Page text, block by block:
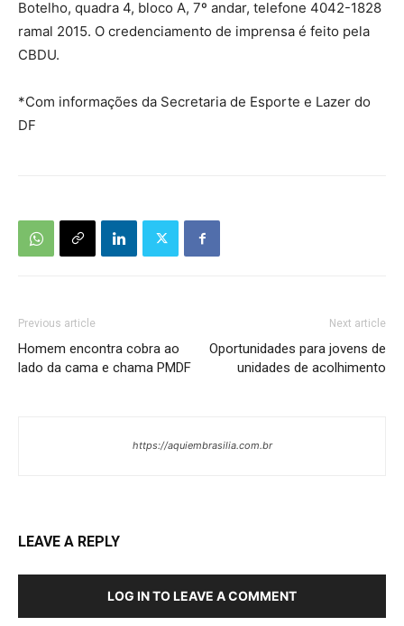
Botelho, quadra 4, bloco A, 7º andar, telefone 4042-1828
ramal 2015. O credenciamento de imprensa é feito pela
CBDU.
*Com informações da Secretaria de Esporte e Lazer do
DF
Previous article
Homem encontra cobra ao
lado da cama e chama PMDF
Next article
Oportunidades para jovens de
unidades de acolhimento
https://aquiembrasilia.com.br
LEAVE A REPLY
LOG IN TO LEAVE A COMMENT